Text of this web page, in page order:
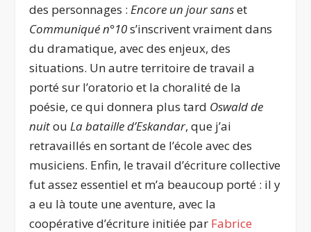
des personnages : Encore un jour sanset
Communiqué n°10s’inscrivent vraiment dans
du dramatique, avec des enjeux, des
situations. Un autre territoire de travail a
porté sur l’oratorio et la choralité de la
poésie, ce qui donnera plus tard Oswald de
nuitou La bataille d’Eskandar, que j’ai
retravaillés en sortant de l’école avec des
musiciens. Enfin, le travail d’écriture collective
fut assez essentiel et m’a beaucoup porté : il y
a eu là toute une aventure, avec la
coopérative d’écriture initiée par Fabrice